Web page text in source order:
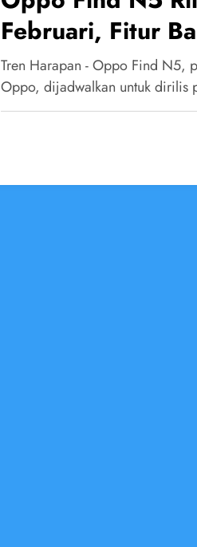
Februari, Fitur
Sorotan
Tren Harapan - Oppo Find N5,
Oppo, dijadwalkan untuk dirilis